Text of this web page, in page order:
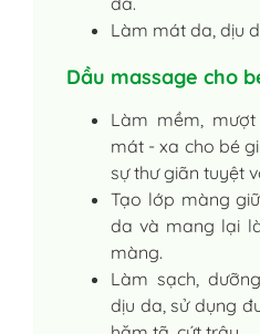
Làm mát da, dịu
Dầu massage cho
Làm mềm,
mát - xa cho bé
sự thư giãn tuyệt
Tạo lớp màng
da và mang lại
màng.
Làm sạch,
dịu da, sử dụng